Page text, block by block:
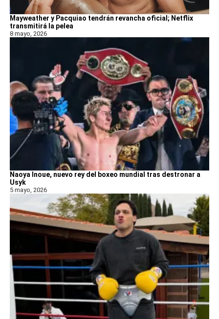
Mayweather y Pacquiao tendrán revancha oficial; Netflix
transmitirá la pelea
8 mayo, 2026
Naoya Inoue, nuevo rey del boxeo mundial tras destronar a
Usyk
5 mayo, 2026